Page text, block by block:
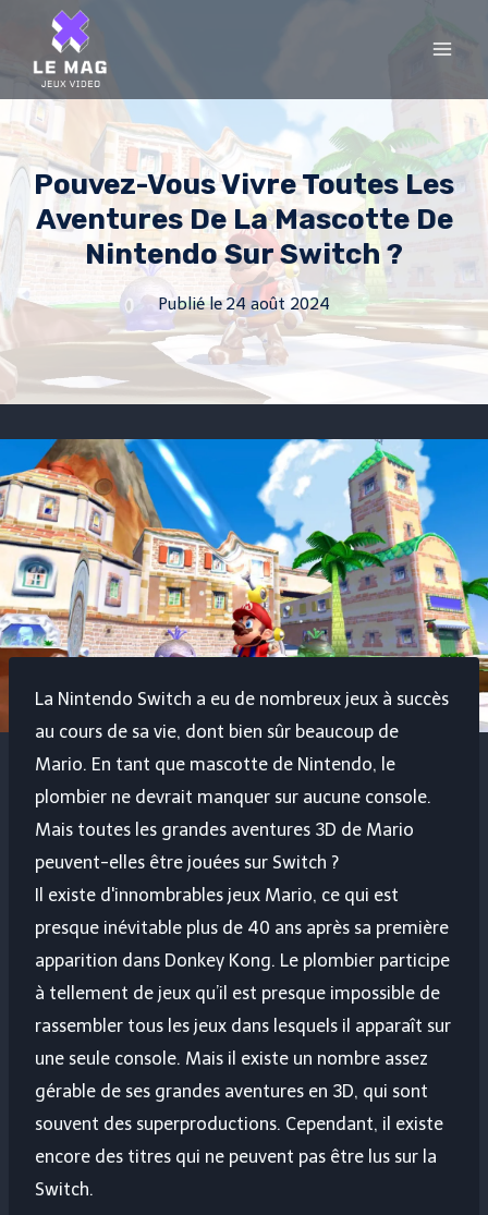
content
Pouvez-Vous Vivre Toutes Les
Aventures De La Mascotte De
Nintendo Sur Switch ?
Publié le 24 août 2024
La Nintendo Switch a eu de nombreux jeux à succès
au cours de sa vie, dont bien sûr beaucoup de
Mario. En tant que mascotte de Nintendo, le
plombier ne devrait manquer sur aucune console.
Mais toutes les grandes aventures 3D de Mario
peuvent-elles être jouées sur Switch ?
Il existe d'innombrables jeux Mario, ce qui est
presque inévitable plus de 40 ans après sa première
apparition dans Donkey Kong. Le plombier participe
à tellement de jeux qu’il est presque impossible de
rassembler tous les jeux dans lesquels il apparaît sur
une seule console. Mais il existe un nombre assez
gérable de ses grandes aventures en 3D, qui sont
souvent des superproductions. Cependant, il existe
encore des titres qui ne peuvent pas être lus sur la
Switch.